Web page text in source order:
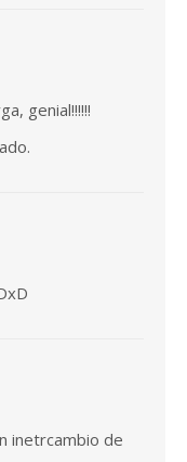
genial!!!!!!
inetrcambio de